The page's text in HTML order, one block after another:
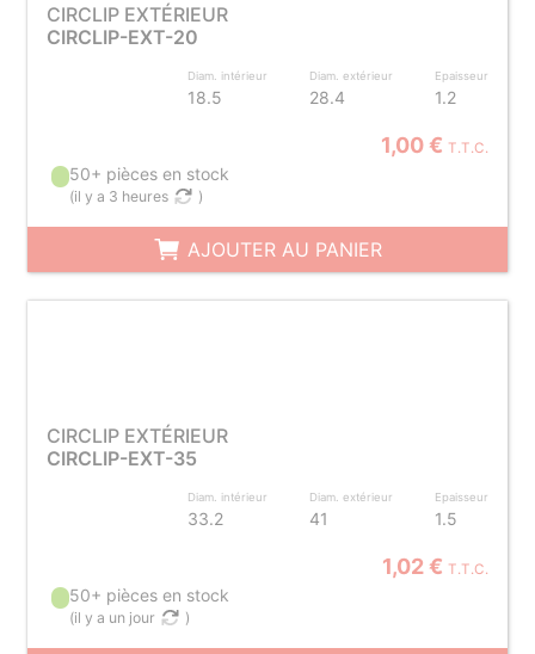
CIRCLIP EXTÉRIEUR
CIRCLIP-EXT-20
Diam. intérieur
18.5
Diam. extérieur
28.4
Epaisseur
1.2
1,00 € T.T.C.
50+ pièces en stock
(il y a 3 heures )
AJOUTER AU PANIER
CIRCLIP EXTÉRIEUR
CIRCLIP-EXT-35
Diam. intérieur
33.2
Diam. extérieur
41
Epaisseur
1.5
1,02 € T.T.C.
50+ pièces en stock
(il y a un jour )